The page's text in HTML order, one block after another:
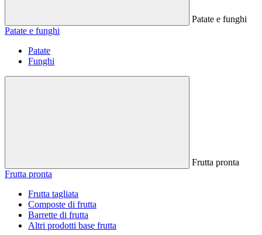
Patate e funghi
Patate e funghi
Patate
Funghi
Frutta pronta
Frutta pronta
Frutta tagliata
Composte di frutta
Barrette di frutta
Altri prodotti base frutta